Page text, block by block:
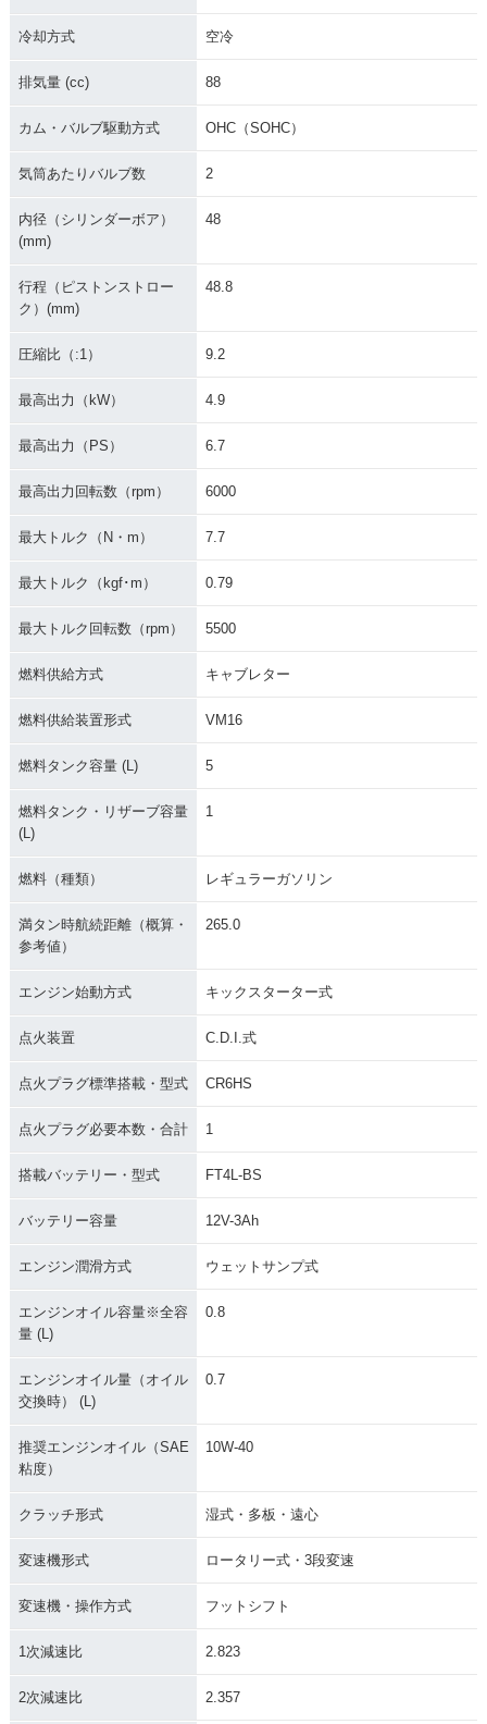
冷却方式 空冷
排気量 (cc) 88
カム・バルブ駆動方式 OHC（SOHC）
気筒あたりバルブ数 2
内径（シリンダーボア）
(mm)
48
行程（ピストンストロー
ク）(mm)
48.8
圧縮比（:1） 9.2
最高出力（kW） 4.9
最高出力（PS） 6.7
最高出力回転数（rpm） 6000
最大トルク（N・m） 7.7
最大トルク（kgf･m） 0.79
最大トルク回転数（rpm） 5500
燃料供給方式 キャブレター
燃料供給装置形式 VM16
燃料タンク容量 (L) 5
燃料タンク・リザーブ容量
(L)
1
燃料（種類） レギュラーガソリン
満タン時航続距離（概算・
参考値）
265.0
エンジン始動方式 キックスターター式
点火装置 C.D.I.式
点火プラグ標準搭載・型式 CR6HS
点火プラグ必要本数・合計 1
搭載バッテリー・型式 FT4L-BS
バッテリー容量 12V-3Ah
エンジン潤滑方式 ウェットサンプ式
エンジンオイル容量※全容
量 (L)
0.8
エンジンオイル量（オイル
交換時） (L)
0.7
推奨エンジンオイル（SAE
粘度）
10W-40
クラッチ形式 湿式・多板・遠心
変速機形式 ロータリー式・3段変速
変速機・操作方式 フットシフト
1次減速比 2.823
2次減速比 2.357